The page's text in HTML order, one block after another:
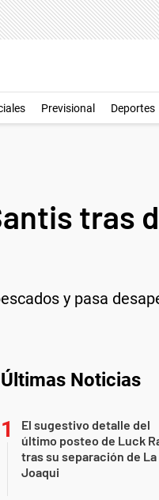
Previsional Deportes
tras
y pasa
Últimas Noticias
El sugestivo detalle del
último posteo de Luck
tras su separación de La
Joaqui